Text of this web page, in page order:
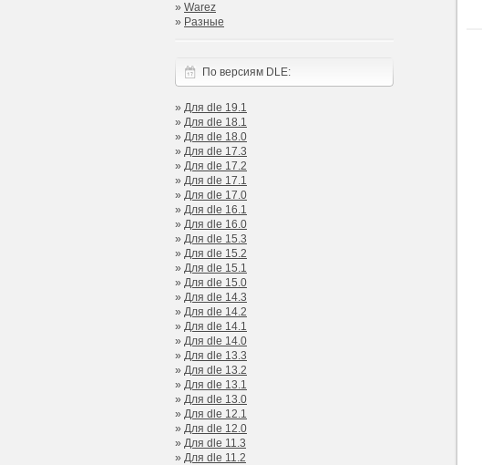
» Warez
» Разные
По версиям DLE:
» Для dle 19.1
» Для dle 18.1
» Для dle 18.0
» Для dle 17.3
» Для dle 17.2
» Для dle 17.1
» Для dle 17.0
» Для dle 16.1
» Для dle 16.0
» Для dle 15.3
» Для dle 15.2
» Для dle 15.1
» Для dle 15.0
» Для dle 14.3
» Для dle 14.2
» Для dle 14.1
» Для dle 14.0
» Для dle 13.3
» Для dle 13.2
» Для dle 13.1
» Для dle 13.0
» Для dle 12.1
» Для dle 12.0
» Для dle 11.3
» Для dle 11.2